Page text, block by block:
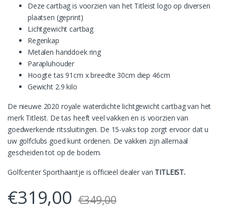
Deze cartbag is voorzien van het Titleist logo op diversen
plaatsen (geprint)
Lichtgewicht cartbag
Regenkap
Metalen handdoek ring
Parapluhouder
Hoogte tas 91cm x breedte 30cm diep 46cm
Gewicht 2.9 kilo
De nieuwe 2020 royale waterdichte lichtgewicht cartbag van het
merk Titleist. De tas heeft veel vakken en is voorzien van
goedwerkende ritssluitingen. De 15-vaks top zorgt ervoor dat u
uw golfclubs goed kunt ordenen. De vakken zijn allemaal
gescheiden tot op de bodem.
Golfcenter Sporthaantje is officieel dealer van TITLEIST.
€319,00 €349,00